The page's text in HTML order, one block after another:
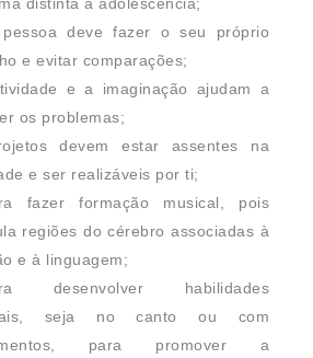
deve fazer o seu próprio
e evitar comparações;
e a imaginação ajudam a
os problemas;
devem estar assentes na
e ser realizáveis por ti;
fazer formação musical, pois
regiões do cérebro associadas à
e à linguagem;
desenvolver habilidades
seja no canto ou com
para promover a